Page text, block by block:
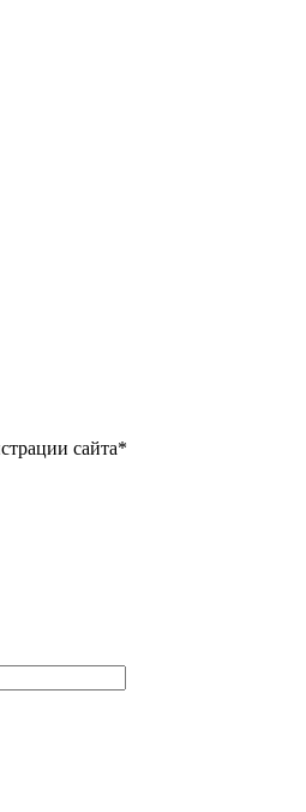
сайта*